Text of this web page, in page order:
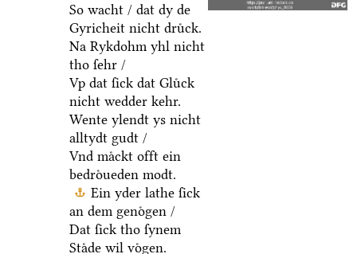
So wacht / dat dy de
Gyricheit nicht druͤck.
Na Rykdohm yhl nicht
tho ſehr /
Vp dat ſick dat Gluͤck
nicht wedder kehr.
Wente ylendt ys nicht
alltydt gudt /
Vnd maͤckt offt ein
bedroͤueden modt.
Ein yder lathe ſick
an dem genoͤgen /
Dat ſick tho ſynem
Staͤde wil voͤgen.